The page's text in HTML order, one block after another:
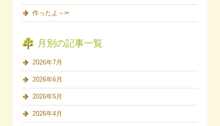
作ったよ～✂
月別の記事一覧
2026年7月
2026年6月
2026年5月
2026年4月